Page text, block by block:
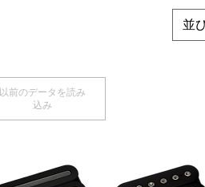
並
以前のデータを読み
込み